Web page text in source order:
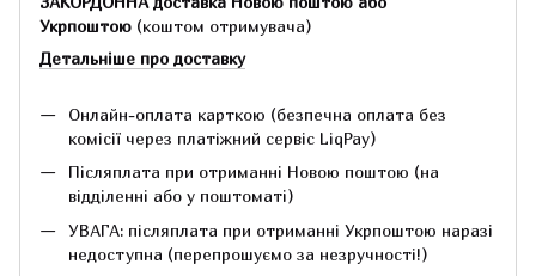
Укрпоштою (коштом отримувача)
Детальніше про доставку
Онлайн-оплата карткою (безпечна оплата без
комісії через платіжний сервіс LiqPay)
Післяплата при отриманні Новою поштою (на
відділенні або у поштоматі)
УВАГА: післяплата при отриманні Укрпоштою наразі
недоступна (перепрошуємо за незручності!)